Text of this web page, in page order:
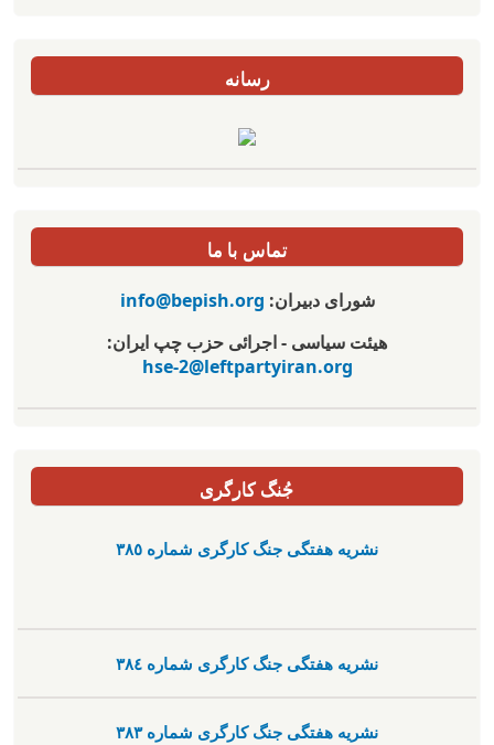
رسانه
تماس با ما
شورای دبیران:info@bepish.org
هیئت سیاسی - اجرائی حزب چپ ایران:
hse-2@leftpartyiran.org
جُنگ کارگری
نشریە هفتگی جنگ کارگری شمارە ٣٨٥
نشریە هفتگی جنگ کارگری شمارە ٣٨٤
نشریە هفتگی جنگ کارگری شمارە ٣٨٣